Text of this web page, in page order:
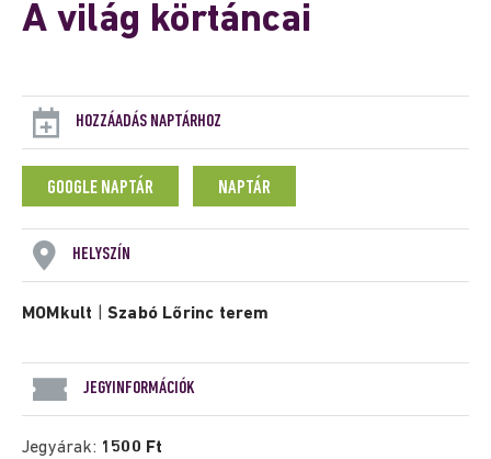
A világ körtáncai
HOZZÁADÁS NAPTÁRHOZ
GOOGLE NAPTÁR NAPTÁR
HELYSZÍN
MOMkult |Szabó Lőrinc terem
JEGYINFORMÁCIÓK
Jegyárak: 1500 Ft